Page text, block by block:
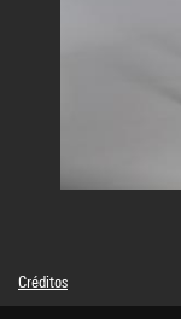
Créditos
© Succession Sanejouand